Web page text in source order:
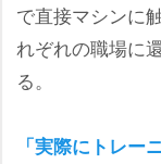
で直接マシンに
れぞれの職場に
る。
「実際にトレー